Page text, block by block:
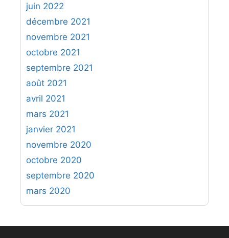
juin 2022
décembre 2021
novembre 2021
octobre 2021
septembre 2021
août 2021
avril 2021
mars 2021
janvier 2021
novembre 2020
octobre 2020
septembre 2020
mars 2020